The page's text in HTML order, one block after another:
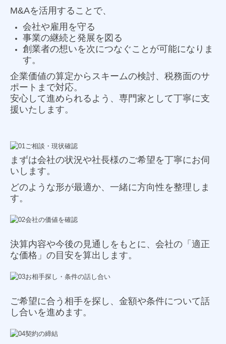
M&Aを活用することで、
会社や雇用を守る
事業の継続と発展を図る
創業者の想いを次につなぐことが可能になりま
す。
企業価値の算定からスキームの検討、税務面のサ
ポートまで対応。
安心して進められるよう、専門家として丁寧に支
援いたします。
まずは会社の状況や社長様のご希望を丁寧にお伺
いします。
どのような形が最適か、一緒に方向性を整理しま
す。
決算内容や今後の見通しをもとに、会社の「適正
な価格」の目安を算出します。
ご希望に合う相手を探し、金額や条件について話
し合いを進めます。